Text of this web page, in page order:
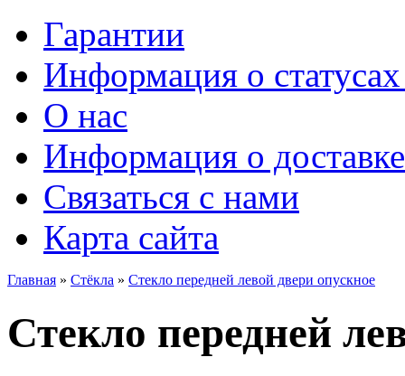
Гарантии
Информация о статусах
О нас
Информация о доставке
Связаться с нами
Карта сайта
Главная » Стёкла » Стекло передней левой двери опускное
Стекло передней